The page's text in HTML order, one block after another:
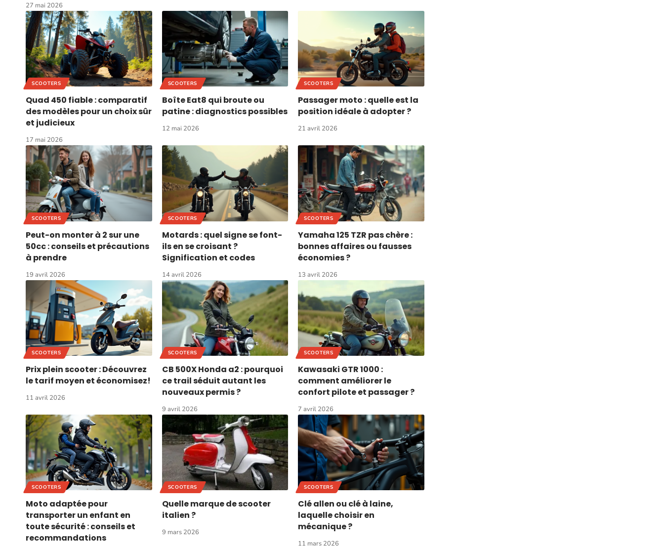
27 mai 2026
SCOOTERS
Quad 450 fiable : comparatif
des modèles pour un choix sûr
et judicieux
17 mai 2026
SCOOTERS
Boîte Eat8 qui broute ou
patine : diagnostics possibles
12 mai 2026
SCOOTERS
Passager moto : quelle est la
position idéale à adopter ?
21 avril 2026
SCOOTERS
Peut-on monter à 2 sur une
50cc : conseils et précautions
à prendre
19 avril 2026
SCOOTERS
Motards : quel signe se font-
ils en se croisant ?
Signification et codes
14 avril 2026
SCOOTERS
Yamaha 125 TZR pas chère :
bonnes affaires ou fausses
économies ?
13 avril 2026
SCOOTERS
Prix plein scooter : Découvrez
le tarif moyen et économisez!
11 avril 2026
SCOOTERS
CB 500X Honda a2 : pourquoi
ce trail séduit autant les
nouveaux permis ?
9 avril 2026
SCOOTERS
Kawasaki GTR 1000 :
comment améliorer le
confort pilote et passager ?
7 avril 2026
SCOOTERS
Moto adaptée pour
transporter un enfant en
toute sécurité : conseils et
recommandations
SCOOTERS
Quelle marque de scooter
italien ?
9 mars 2026
SCOOTERS
Clé allen ou clé à laine,
laquelle choisir en
mécanique ?
11 mars 2026